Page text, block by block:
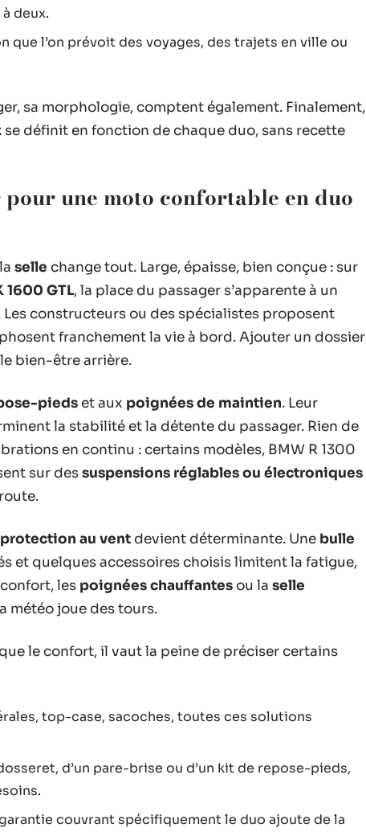
deux.
que l’on prévoit des voyages, des trajets en ville ou
sa morphologie, comptent également. Finalement,
se définit en fonction de chaque duo, sans recette
une moto confortable en duo
selle change tout. Large, épaisse, bien conçue : sur
1600 GTL, la place du passager s’apparente à un
constructeurs ou des spécialistes proposent
franchement la vie à bord. Ajouter un dossier
bien-être arrière.
pieds et aux poignées de maintien. Leur
la stabilité et la détente du passager. Rien de
en continu : certains modèles, BMW R 1300
sur dessuspensions réglables ou électroniques
protection au vent devient déterminante. Une bulle
et quelques accessoires choisis limitent la fatigue,
les poignées chauffantes ou la selle
météo joue des tours.
le confort, il vaut la peine de préciser certains
top-case, sacoches, toutes ces solutions
d’un pare-brise ou d’un kit de repose-pieds,
couvrant spécifiquement le duo ajoute de la